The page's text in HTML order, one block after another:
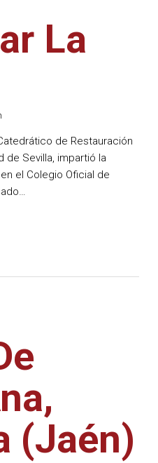
La
de Restauración
de Sevilla, impartió la
el Colegio Oficial de
(Jaén)